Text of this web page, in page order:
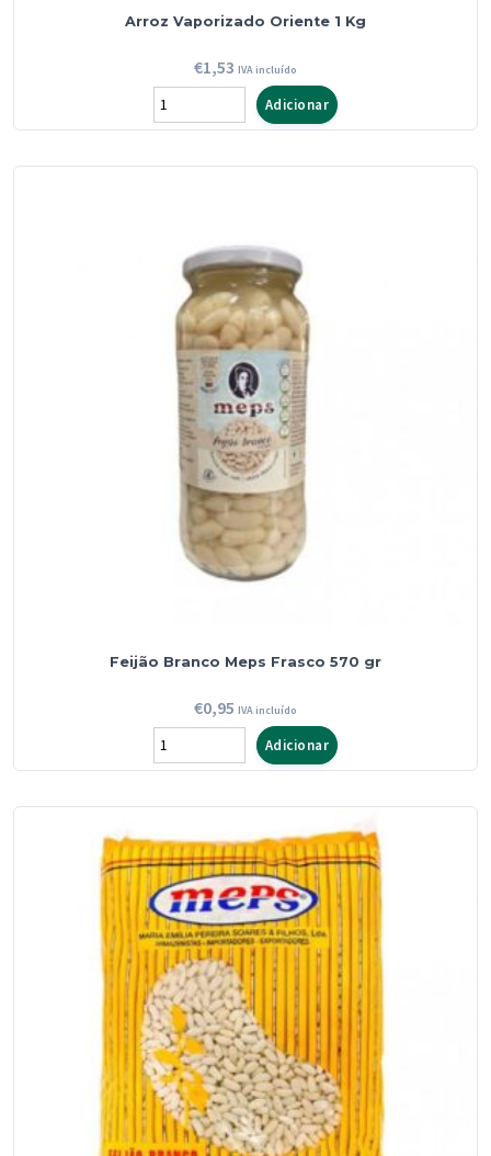
Arroz Vaporizado Oriente 1 Kg
€1,53 IVA incluído
Quantidade
de
Adicionar
Feijão Branco Meps Frasco 570 gr
€0,95 IVA incluído
Quantidade
de
Meps
Frasco
570
gr
Adicionar